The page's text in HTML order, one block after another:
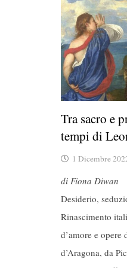
Tra sacro e
tempi di
1 Dicembre
di Fiona Diwan
Desiderio,
Rinascimento
d’amore e opere
d’Aragona, da